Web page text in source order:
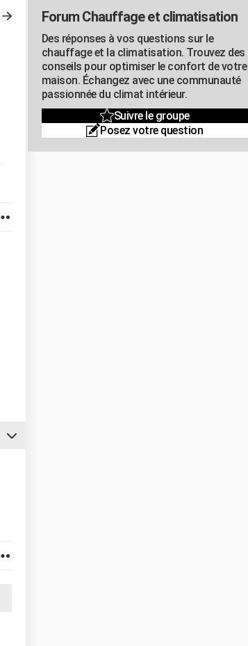
Forum Chauffage et climatisation
Des réponses à vos questions sur le
chauffage et la climatisation. Trouvez des
conseils pour optimiser le confort de votre
maison. Échangez avec une communauté
passionnée du climat intérieur.
Suivre le groupe
Posez votre question